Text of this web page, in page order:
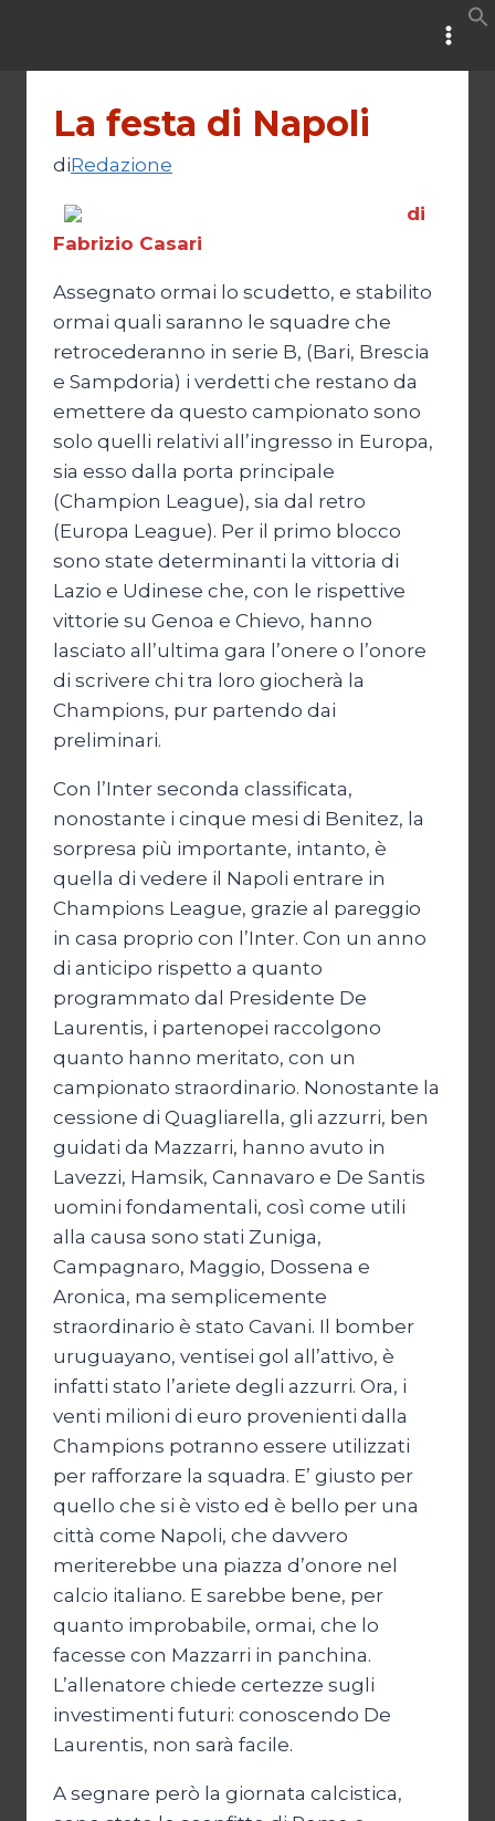
contenuto
La festa di Napoli
diRedazione
di
Fabrizio Casari
Assegnato ormai lo scudetto, e stabilito
ormai quali saranno le squadre che
retrocederanno in serie B, (Bari, Brescia
e Sampdoria) i verdetti che restano da
emettere da questo campionato sono
solo quelli relativi all’ingresso in Europa,
sia esso dalla porta principale
(Champion League), sia dal retro
(Europa League). Per il primo blocco
sono state determinanti la vittoria di
Lazio e Udinese che, con le rispettive
vittorie su Genoa e Chievo, hanno
lasciato all’ultima gara l’onere o l’onore
di scrivere chi tra loro giocherà la
Champions, pur partendo dai
preliminari.
Con l’Inter seconda classificata,
nonostante i cinque mesi di Benitez, la
sorpresa più importante, intanto, è
quella di vedere il Napoli entrare in
Champions League, grazie al pareggio
in casa proprio con l’Inter. Con un anno
di anticipo rispetto a quanto
programmato dal Presidente De
Laurentis, i partenopei raccolgono
quanto hanno meritato, con un
campionato straordinario. Nonostante la
cessione di Quagliarella, gli azzurri, ben
guidati da Mazzarri, hanno avuto in
Lavezzi, Hamsik, Cannavaro e De Santis
uomini fondamentali, così come utili
alla causa sono stati Zuniga,
Campagnaro, Maggio, Dossena e
Aronica, ma semplicemente
straordinario è stato Cavani. Il bomber
uruguayano, ventisei gol all’attivo, è
infatti stato l’ariete degli azzurri. Ora, i
venti milioni di euro provenienti dalla
Champions potranno essere utilizzati
per rafforzare la squadra. E’ giusto per
quello che si è visto ed è bello per una
città come Napoli, che davvero
meriterebbe una piazza d’onore nel
calcio italiano. E sarebbe bene, per
quanto improbabile, ormai, che lo
facesse con Mazzarri in panchina.
L’allenatore chiede certezze sugli
investimenti futuri: conoscendo De
Laurentis, non sarà facile.
A segnare però la giornata calcistica,